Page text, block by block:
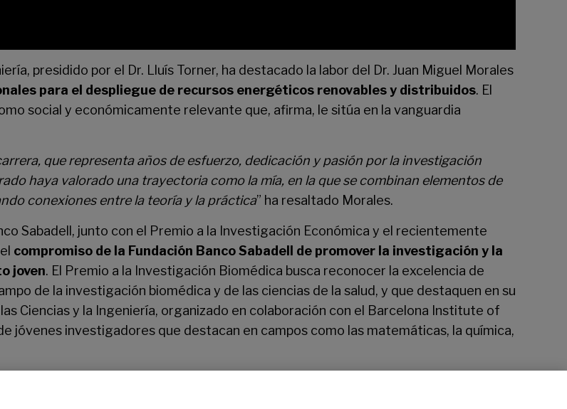
presidido por el Dr. Lluís Torner, ha destacado la labor del Dr. Juan Miguel Morales
para el despliegue de recursos energéticos renovables y distribuidos. El
social y económicamente relevante que, afirma, le sitúa en la vanguardia
que representa años de esfuerzo, dedicación y pasión por la investigación
haya valorado una trayectoria como la mía, en la que se combinan elementos de
conexiones entre la teoría y la práctica” ha resaltado Morales.
Sabadell, junto con el Premio a la Investigación Económica y el recientemente
compromiso de la Fundación Banco Sabadell de promover la investigación y la
joven. El Premio a la Investigación Biomédica busca reconocer la excelencia de
de la investigación biomédica y de las ciencias de la salud, y que destaquen en su
Ciencias y la Ingeniería, organizado en colaboración con el Barcelona Institute of
jóvenes investigadores que destacan en campos como las matemáticas, la química,